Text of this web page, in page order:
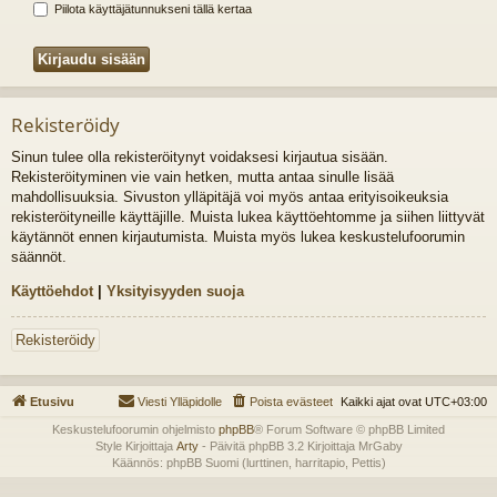
Piilota käyttäjätunnukseni tällä kertaa
Rekisteröidy
Sinun tulee olla rekisteröitynyt voidaksesi kirjautua sisään.
Rekisteröityminen vie vain hetken, mutta antaa sinulle lisää
mahdollisuuksia. Sivuston ylläpitäjä voi myös antaa erityisoikeuksia
rekisteröityneille käyttäjille. Muista lukea käyttöehtomme ja siihen liittyvät
käytännöt ennen kirjautumista. Muista myös lukea keskustelufoorumin
säännöt.
Käyttöehdot | Yksityisyyden suoja
Rekisteröidy
Etusivu Kaikki ajat ovat UTC+03:00
Poista evästeet
Viesti Ylläpidolle
Keskustelufoorumin ohjelmisto phpBB® Forum Software © phpBB Limited
Style Kirjoittaja Arty- Päivitä phpBB 3.2 Kirjoittaja MrGaby
Käännös: phpBB Suomi (lurttinen, harritapio, Pettis)